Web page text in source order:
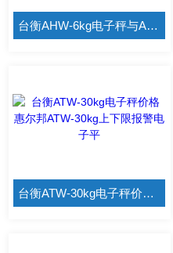
台衡AHW-6kg电子秤与AHW+区别 惠尔邦AHW-6kg可接微型打印机电子秤
台衡ATW-30kg电子秤价格 惠尔邦ATW-30kg上下限报警电子平